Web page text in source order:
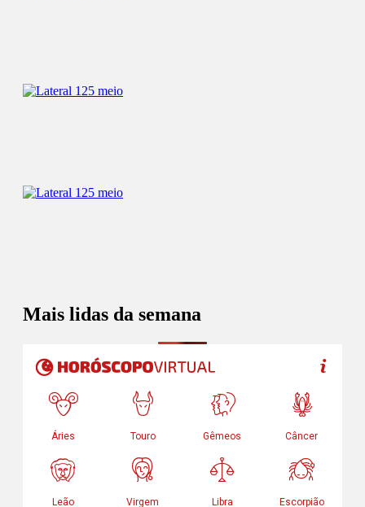
Mais lidas da semana